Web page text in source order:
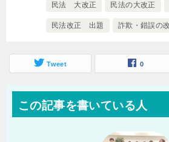
民法 大改正 民法の大改正
民法改正 出題 詐欺・錯誤の
Tweet 0
この記事を書いている人